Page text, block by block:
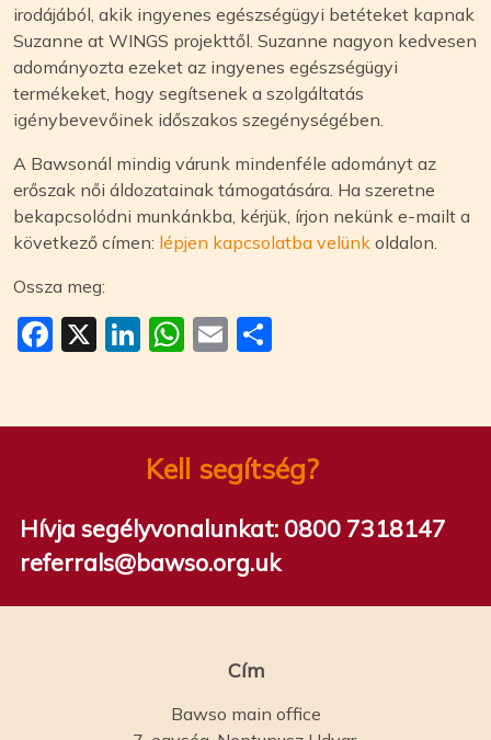
irodájából, akik ingyenes egészségügyi betéteket kapnak
Suzanne at WINGS projekttől. Suzanne nagyon kedvesen
adományozta ezeket az ingyenes egészségügyi
termékeket, hogy segítsenek a szolgáltatás
igénybevevőinek időszakos szegénységében.
A Bawsonál mindig várunk mindenféle adományt az
erőszak női áldozatainak támogatására. Ha szeretne
bekapcsolódni munkánkba, kérjük, írjon nekünk e-mailt a
következő címen: lépjen kapcsolatba velünk oldalon.
Ossza meg:
Facebook
X LinkedIn
WhatsApp
Email
Kell segítség?
Hívja segélyvonalunkat: 0800 7318147
referrals@bawso.org.uk
Cím
Bawso main office